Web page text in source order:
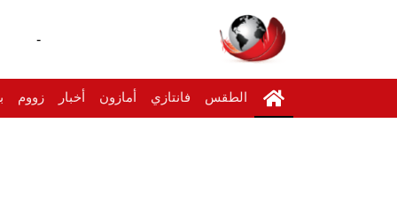
-
الطقس فانتازي أمازون أخبار زووم